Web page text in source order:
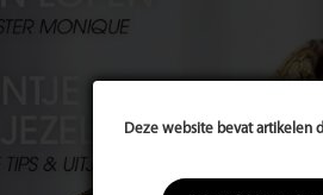
Deze website bevat artikelen